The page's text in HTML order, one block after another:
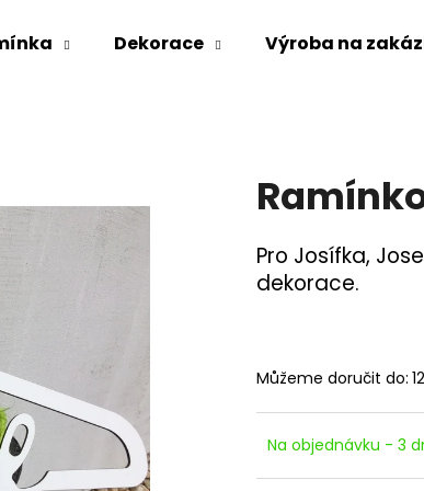
Dekorace Výroba na
Pro Josífka,
dekorace.
Můžeme doručit do:
Na objednávku - 3
HLEDAT
100X200